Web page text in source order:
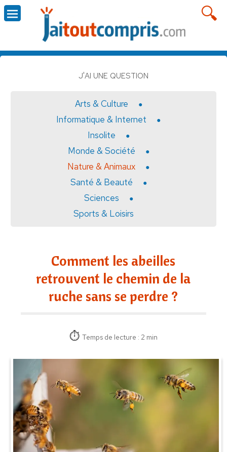
J'AI UNE QUESTION
Arts & Culture
Informatique & Internet
Insolite
Monde & Société
Nature & Animaux
Santé & Beauté
Sciences
Sports & Loisirs
Comment les abeilles
retrouvent le chemin de la
ruche sans se perdre ?
Temps de lecture : 2 min